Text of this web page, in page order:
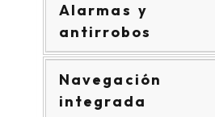
Alarmas y
antirrobos
Navegación
integrada